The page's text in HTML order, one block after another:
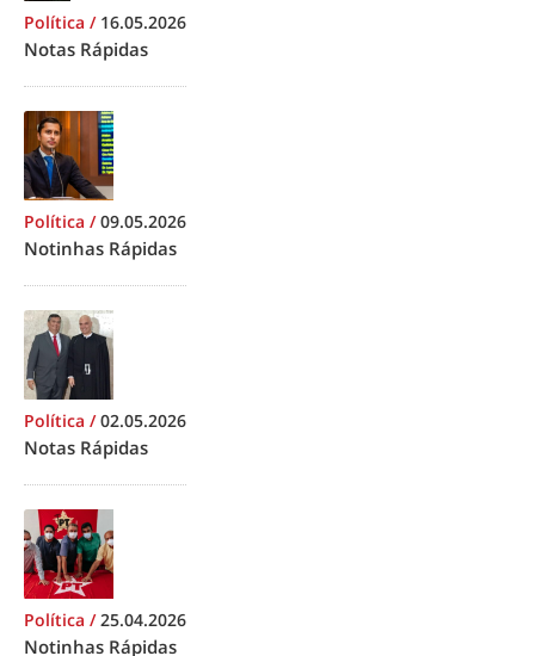
Política / 16.05.2026
Notas Rápidas
Política /09.05.2026
Notinhas Rápidas
Política /02.05.2026
Notas Rápidas
Política /25.04.2026
Notinhas Rápidas